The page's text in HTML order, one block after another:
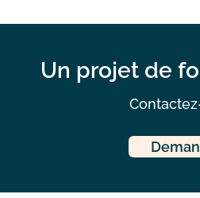
Un projet de